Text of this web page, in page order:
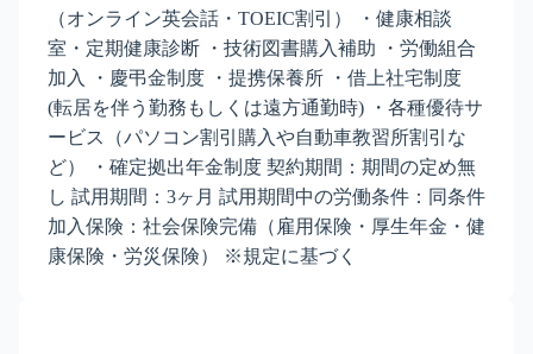
（オンライン英会話・TOEIC割引） ・健康相談
室・定期健康診断 ・技術図書購入補助 ・労働組合
加入 ・慶弔金制度 ・提携保養所 ・借上社宅制度
(転居を伴う勤務もしくは遠方通勤時) ・各種優待サ
ービス（パソコン割引購入や自動車教習所割引な
ど） ・確定拠出年金制度 契約期間：期間の定め無
し 試用期間：3ヶ月 試用期間中の労働条件：同条件
加入保険：社会保険完備（雇用保険・厚生年金・健
康保険・労災保険） ※規定に基づく